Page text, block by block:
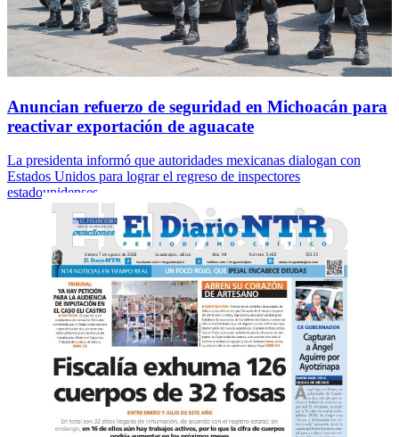
Anuncian refuerzo de seguridad en Michoacán para
reactivar exportación de aguacate
La presidenta informó que autoridades mexicanas dialogan con
Estados Unidos para lograr el regreso de inspectores
estadounidenses